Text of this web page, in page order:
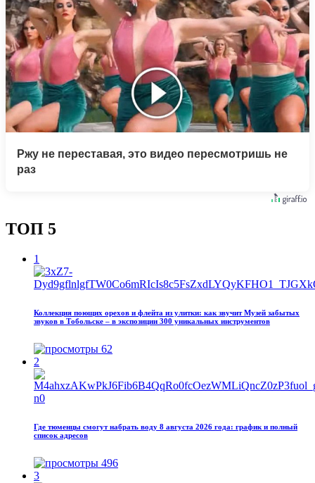
Ржу не переставая, это видео пересмотришь не
раз
ТОП 5
1
Коллекция поющих орехов и флейта из улитки: как звучит Музей забытых
звуков в Тобольске – в экспозиции 300 уникальных инструментов
62
2
Где тюменцы смогут набрать воду 8 августа 2026 года: график и полный
список адресов
496
3